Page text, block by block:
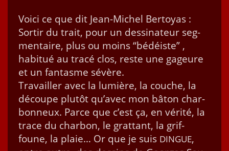
Voici ce que dit Jean-Michel Bertoyas :
Sor­tir du trait, pour un dessi­na­teur seg­
men­taire, plus ou moins “bédéiste” ,
habitué au tracé clos, reste une gageure
et un fan­tasme sévère.
Tra­vailler avec la lumière, la couche, la
découpe plutôt qu’avec mon bâton char­
bon­neux. Parce que c’est ça, en vérité, la
trace du char­bon, le grat­tant, la grif­
foune, la plaie… Or que je suis DINGUE,